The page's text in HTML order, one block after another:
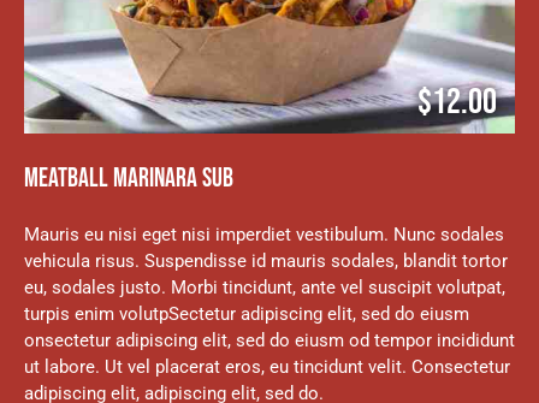
$12.00
MEATBALL MARINARA SUB
Mauris eu nisi eget nisi imperdiet vestibulum. Nunc sodales
vehicula risus. Suspendisse id mauris sodales, blandit tortor
eu, sodales justo. Morbi tincidunt, ante vel suscipit volutpat,
turpis enim volutpSectetur adipiscing elit, sed do eiusm
onsectetur adipiscing elit, sed do eiusm od tempor incididunt
ut labore. Ut vel placerat eros, eu tincidunt velit. Consectetur
adipiscing elit, adipiscing elit, sed do.